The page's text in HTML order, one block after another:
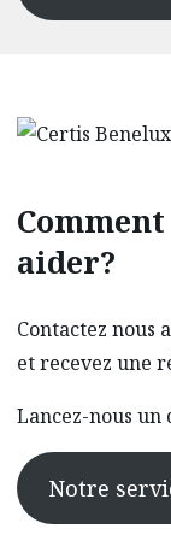
aider?
Contactez nous
et recevez une
Lancez-nous un
Notre